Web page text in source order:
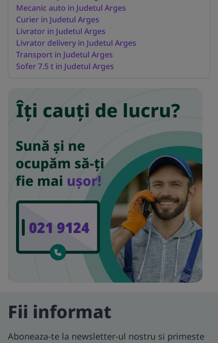
Mecanic auto in Judetul Arges
Curier in Judetul Arges
Livrator in Judetul Arges
Livrator delivery in Judetul Arges
Transport in Judetul Arges
Sofer 7.5 t in Judetul Arges
Fii informat
Aboneaza-te la newsletter-ul nostru si primeste